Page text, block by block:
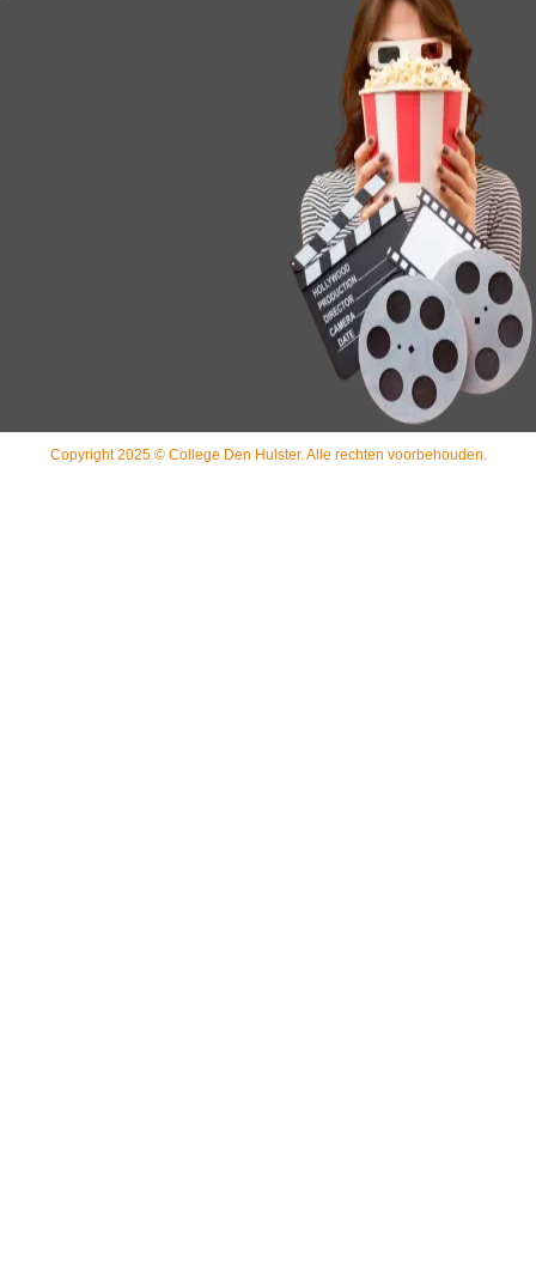
Copyright 2025 © College Den Hulster. Alle rechten voorbehouden.